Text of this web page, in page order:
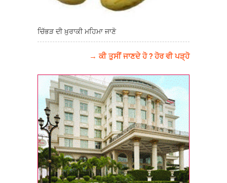
ਚਿੱਭੜ ਦੀ ਖ਼ੁਰਾਕੀ ਮਹਿਮਾ ਜਾਣੋ
→ ਕੀ ਤੁਸੀਂ ਜਾਣਦੇ ਹੋ ? ਹੋਰ ਵੀ ਪੜ੍ਹੋ